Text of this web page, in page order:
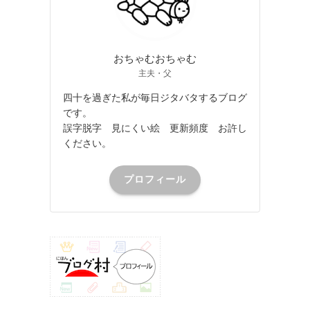
おちゃむおちゃむ
主夫・父
四十を過ぎた私が毎日ジタバタするブログ
です。
誤字脱字 見にくい絵 更新頻度 お許し
ください。
プロフィール